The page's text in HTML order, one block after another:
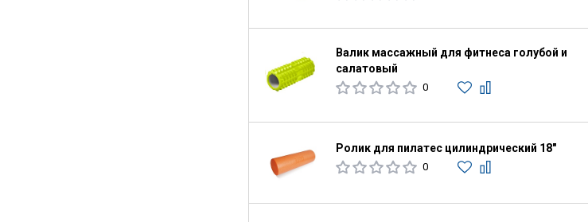
Валик массажный для фитнеса голубой и
салатовый
0
Ролик для пилатес цилиндрический 18"
0